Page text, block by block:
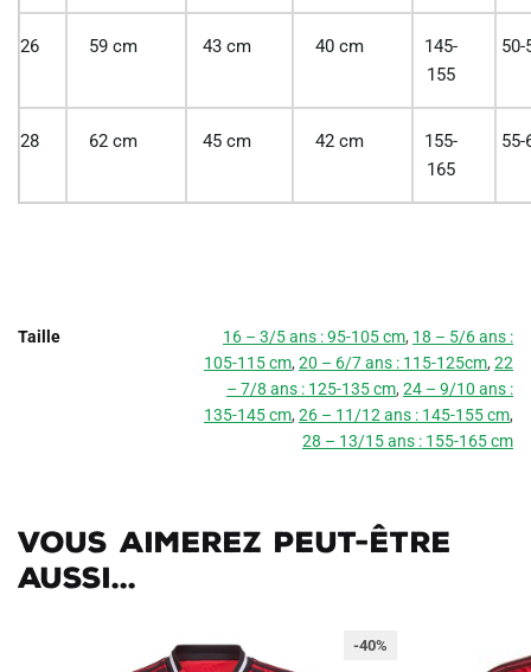
26 59 cm 43 cm 40 cm
145-
155
50-
28 62 cm 45 cm 42 cm
155-
165
55-
Taille 16 – 3/5 ans : 95-105 cm, 18 – 5/6 ans :
105-115 cm, 20 – 6/7 ans : 115-125cm, 22
– 7/8 ans : 125-135 cm, 24 – 9/10 ans :
135-145 cm, 26 – 11/12 ans : 145-155 cm,
28 – 13/15 ans : 155-165 cm
Vous aimerez peut-être
aussi...
-40%